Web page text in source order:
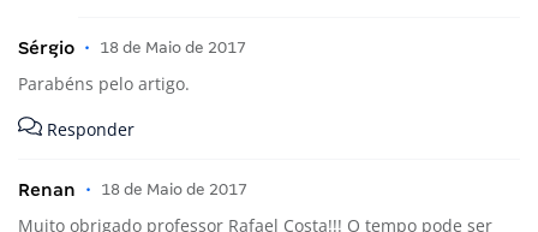
Sérgio • 18 de Maio de 2017
Parabéns pelo artigo.
Responder
Renan • 18 de Maio de 2017
Muito obrigado professor Rafael Costa!!! O tempo pode ser